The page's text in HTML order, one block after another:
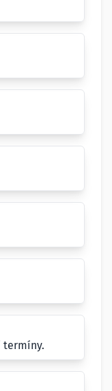
termíny.